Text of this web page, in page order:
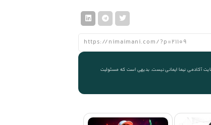
آکادمی نیما ایمانی نیست. بدیهی است که مسئولیت